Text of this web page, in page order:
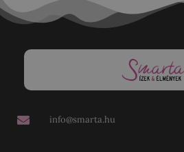
info@smarta.hu